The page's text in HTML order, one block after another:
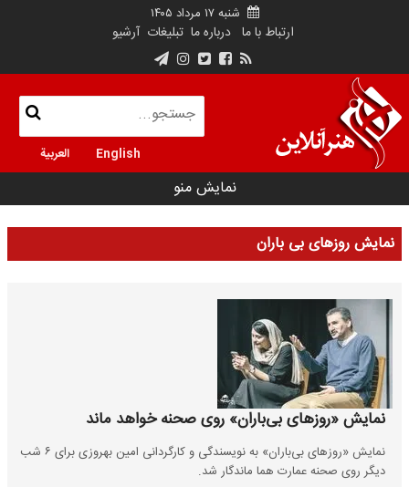
شنبه ۱۷ مرداد ۱۴۰۵
ارتباط با ما درباره ما تبلیغات آرشیو
English العربية
نمایش منو
نمایش روزهای بی باران
نمایش «روزهای بی‌باران» روی صحنه خواهد ماند
نمایش «روزهای بی‌باران» به نویسندگی و کارگردانی امین بهروزی برای ۶ شب
دیگر روی صحنه عمارت هما ماندگار شد.